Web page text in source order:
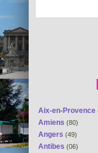
Aix-en-Provence
Amiens (80)
Angers (49)
Antibes (06)